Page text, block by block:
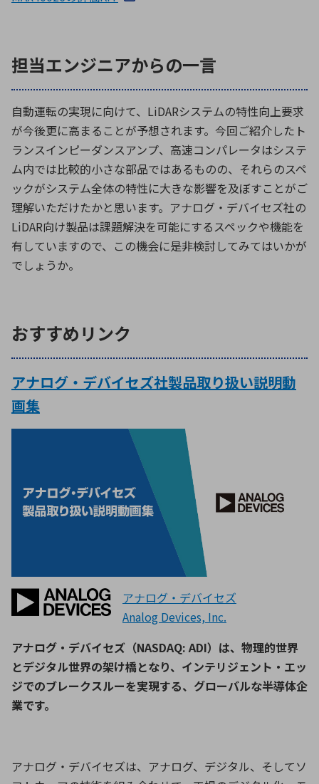
担当エンジニアからの一言
自動運転の実現に向けて、LiDARシステムの特性向上要求
が今後更に高まることが予想されます。今回ご紹介したト
ランスインピーダンスアンプ、高速コンパレータはシステ
ム内では比較的小さな部品ではあるものの、それらのスペ
ックがシステム全体の特性に大きな影響を及ぼすことがご
理解いただけたかと思います。アナログ・デバイセズ社の
LiDAR向け製品は課題解決を可能にするスペックや機能を
有していますので、この機会に是非検討してみてはいかが
でしょうか。
おすすめリンク
アナログ・デバイセズ社製品取り扱い説明動
画集
アナログ・デバイセズ
Analog Devices, Inc.
アナログ・デバイセズ（NASDAQ: ADI）は、物理的世界
とデジタル世界の架け橋となり、インテリジェント・エッ
ジでのブレークスルーを実現する、グローバルな半導体企
業です。
アナログ・デバイセズは、アナログ、デジタル、そしてソ